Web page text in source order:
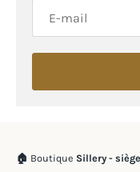
🏠 Boutique Sillery -